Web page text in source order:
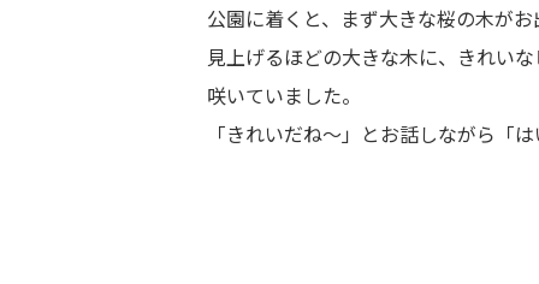
公園に着くと、まず大きな桜の木が
見上げるほどの大きな木に、きれい
咲いていました。
「きれいだね～」とお話しながら「